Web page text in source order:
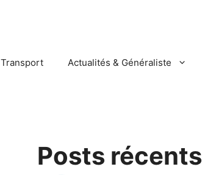
Transport Actualités & Généraliste
Posts récents